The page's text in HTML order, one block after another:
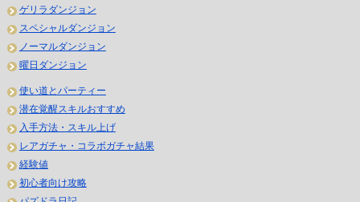
ゲリラダンジョン
スペシャルダンジョン
ノーマルダンジョン
曜日ダンジョン
使い道とパーティー
潜在覚醒スキルおすすめ
入手方法・スキル上げ
レアガチャ・コラボガチャ結果
経験値
初心者向け攻略